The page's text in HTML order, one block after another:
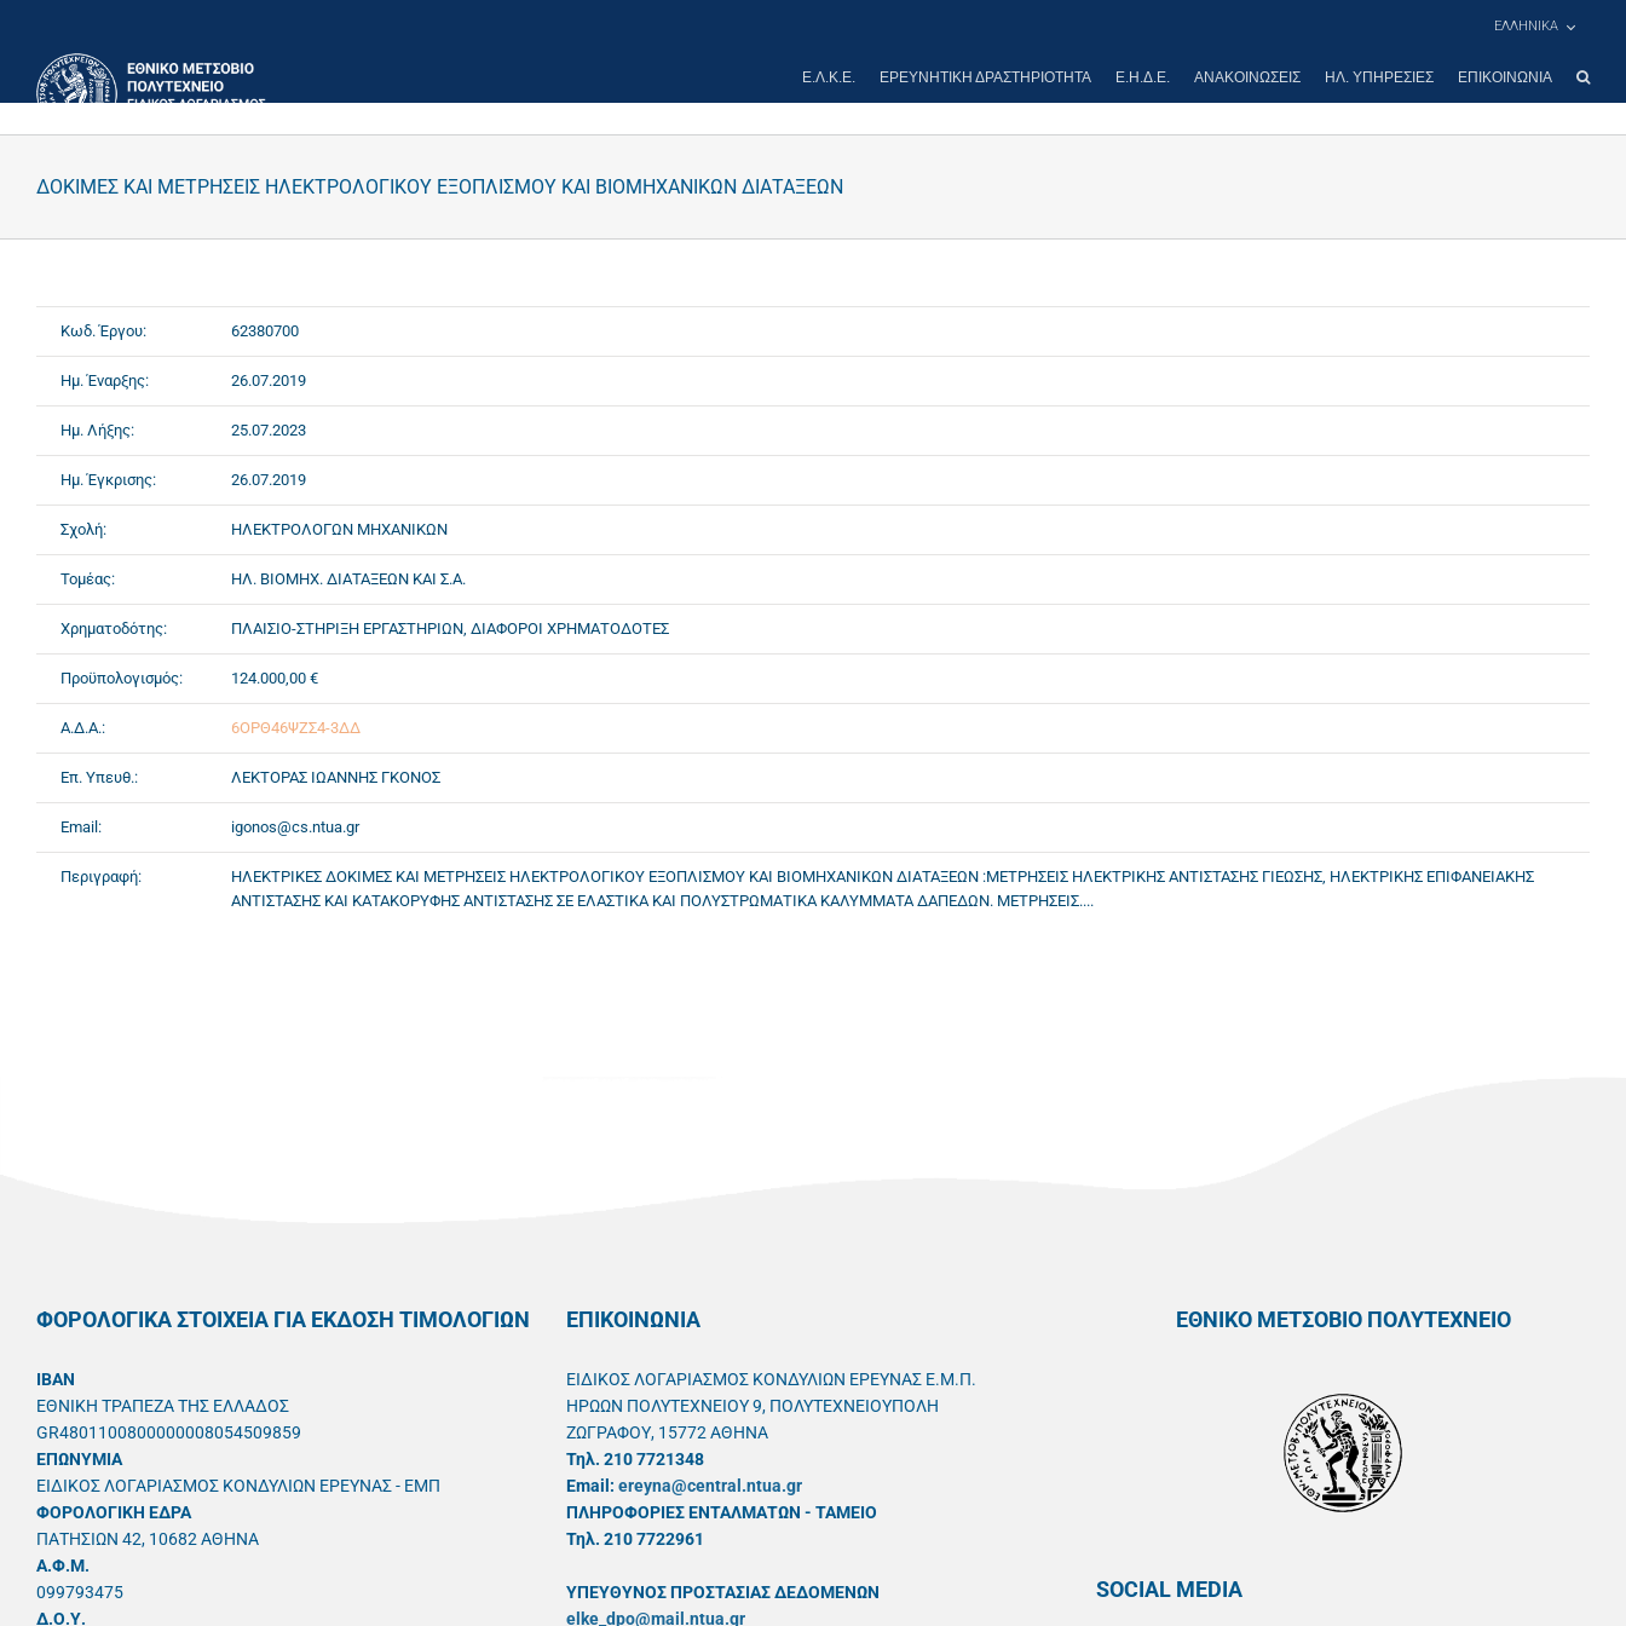
περιεχόμενο
ΕΛΛΗΝΙΚΑ
Ε.Λ.Κ.Ε. ΕΡΕΥΝΗΤΙΚΉ ΔΡΑΣΤΗΡΙΌΤΗΤΑ Ε.Η.Δ.Ε. ΑΝΑΚΟΙΝΏΣΕΙΣ ΗΛ. ΥΠΗΡΕΣΊΕΣ ΕΠΙΚΟΙΝΩΝΊΑ
ΔΟΚΙΜΕΣ ΚΑΙ ΜΕΤΡΗΣΕΙΣ ΗΛΕΚΤΡΟΛΟΓΙΚΟΥ ΕΞΟΠΛΙΣΜΟΥ ΚΑΙ ΒΙΟΜΗΧΑΝΙΚΩΝ ΔΙΑΤΑΞΕΩΝ
Κωδ. Έργου: 62380700
Ημ. Έναρξης: 26.07.2019
Ημ. Λήξης: 25.07.2023
Ημ. Έγκρισης: 26.07.2019
Σχολή: ΗΛΕΚΤΡΟΛΟΓΩΝ ΜΗΧΑΝΙΚΩΝ
Τομέας: ΗΛ. ΒΙΟΜΗΧ. ΔΙΑΤΑΞΕΩΝ ΚΑΙ Σ.Α.
Χρηματοδότης: ΠΛΑΙΣΙΟ-ΣΤΗΡΙΞΗ ΕΡΓΑΣΤΗΡΙΩΝ, ΔΙΑΦΟΡΟΙ ΧΡΗΜΑΤΟΔΟΤΕΣ
Προϋπολογισμός: 124.000,00 €
Α.Δ.Α.: 6ΟΡΘ46ΨΖΣ4-3ΔΔ
Επ. Υπευθ.: ΛΕΚΤΟΡΑΣ ΙΩΑΝΝΗΣ ΓΚΟΝΟΣ
Email: igonos@cs.ntua.gr
Περιγραφή:
ΗΛΕΚΤΡΙΚΕΣ ΔΟΚΙΜΕΣ ΚΑΙ ΜΕΤΡΗΣΕΙΣ ΗΛΕΚΤΡΟΛΟΓΙΚΟΥ ΕΞΟΠΛΙΣΜΟΥ ΚΑΙ ΒΙΟΜΗΧΑΝΙΚΩΝ ΔΙΑΤΑΞΕΩΝ :ΜΕΤΡΗΣΕΙΣ ΗΛΕΚΤΡΙΚΗΣ ΑΝΤΙΣΤΑΣΗΣ ΓΙΕΩΣΗΣ, ΗΛΕΚΤΡΙΚΗΣ ΕΠΙΦΑΝΕΙΑΚΗΣ
ΑΝΤΙΣΤΑΣΗΣ ΚΑΙ ΚΑΤΑΚΟΡΥΦΗΣ ΑΝΤΙΣΤΑΣΗΣ ΣΕ ΕΛΑΣΤΙΚΑ ΚΑΙ ΠΟΛΥΣΤΡΩΜΑΤΙΚΑ ΚΑΛΥΜΜΑΤΑ ΔΑΠΕΔΩΝ. ΜΕΤΡΗΣΕΙΣ....
ΦΟΡΟΛΟΓΙΚΑ ΣΤΟΙΧΕΙΑ ΓΙΑ ΕΚΔΟΣΗ ΤΙΜΟΛΟΓΙΩΝ
IBAN
ΕΘΝΙΚΗ ΤΡΑΠΕΖΑ ΤΗΣ ΕΛΛΑΔΟΣ
GR4801100800000008054509859
ΕΠΩΝΥΜΙΑ
ΕΙΔΙΚΟΣ ΛΟΓΑΡΙΑΣΜΟΣ ΚΟΝΔΥΛΙΩΝ ΕΡΕΥΝΑΣ - ΕΜΠ
ΦΟΡΟΛΟΓΙΚΗ ΕΔΡΑ
ΠΑΤΗΣΙΩΝ 42, 10682 ΑΘΗΝΑ
A.Φ.Μ.
099793475
Δ.Ο.Υ.
ΕΠΙΚΟΙΝΩΝΙΑ
ΕΙΔΙΚΟΣ ΛΟΓΑΡΙΑΣΜΟΣ ΚΟΝΔΥΛΙΩΝ ΕΡΕΥΝΑΣ Ε.Μ.Π.
ΗΡΩΩΝ ΠΟΛΥΤΕΧΝΕΙΟΥ 9, ΠΟΛΥΤΕΧΝΕΙΟΥΠΟΛΗ
ΖΩΓΡΑΦΟΥ, 15772 ΑΘΗΝΑ
Τηλ. 210 7721348
Email: ereyna@central.ntua.gr
ΠΛΗΡΟΦΟΡΙΕΣ ΕΝΤΑΛΜΑΤΩΝ - ΤΑΜΕΙΟ
Τηλ. 210 7722961
ΥΠΕΥΘYΝΟΣ ΠΡΟΣΤΑΣΙΑΣ ΔΕΔΟΜΕΝΩΝ
elke_dpo@mail.ntua.gr
ΕΘΝΙΚΟ ΜΕΤΣΟΒΙΟ ΠΟΛΥΤΕΧΝΕΙΟ
SOCIAL MEDIA